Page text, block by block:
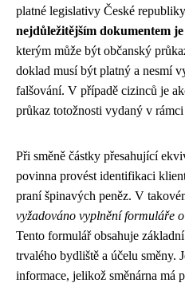
platné legislativy České
nejdůležitějším dokumentem
kterým může být občanský
doklad musí být platný a nesmí
falšování. V případě cizinců je
průkaz totožnosti vydaný v
Při směně částky přesahující
povinna provést identifikaci
praní špinavých peněz. V
vyžadováno vyplnění formuláře
Tento formulář obsahuje
trvalého bydliště a účelu směny.
informace, jelikož směnárna má